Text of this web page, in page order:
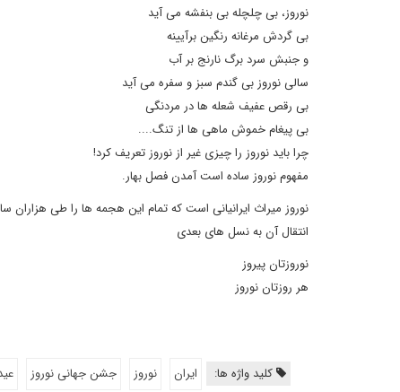
نوروز، بی چلچله بی بنفشه می آید
بی گردش مرغانه رنگین برآیینه
و جنبش سرد برگ نارنج بر آب
سالی نوروز بی گندم سبز و سفره می آید
بی رقص عفیف شعله ها در مردنگی
بی پیغام خموش ماهی ها از تنگ....
چرا باید نوروز را چیزی غیر از نوروز تعریف کرد!
مفهوم نوروز ساده است آمدن فصل بهار.
نوروز میراث ایرانیانی است که تمام این هجمه ها را طی هزاران
انتقال آن به نسل های بعدی
نوروزتان پیروز
هر روزتان نوروز
کلید واژه ها: ایران نوروز جشن جهانی نوروز